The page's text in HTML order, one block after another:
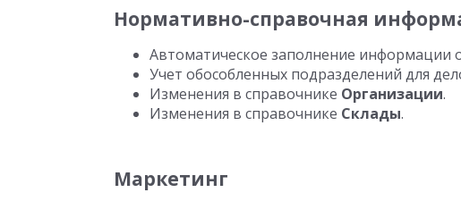
Нормативно-справочная
Автоматическое заполнение информации
Учет обособленных подразделений для
Изменения в справочнике Организации.
Изменения в справочнике Склады.
Маркетинг